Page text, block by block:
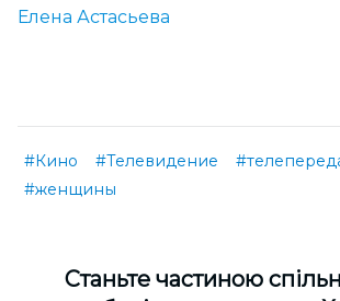
Елена Астасьева
#Кино #Телевидение
#женщины
Cтаньте частиною